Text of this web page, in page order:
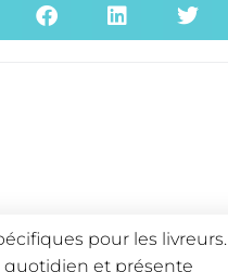
pour les livreurs.
quotidien et présente